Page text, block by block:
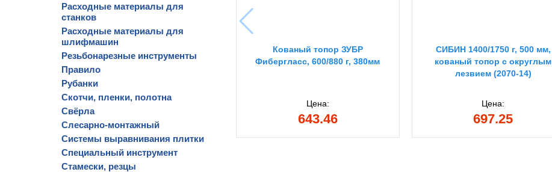
Расходные материалы для
станков
Расходные материалы для
шлифмашин
Резьбонарезные инструменты
Правило
Рубанки
Скотчи, пленки, полотна
Свёрла
Слесарно-монтажный
Системы выравнивания плитки
Специальный инструмент
Стамески, резцы
Кованый топор ЗУБР
Фибергласс, 600/880 г, 380мм
Цена:
643.46
СИБИН 1400/1750 г, 500 мм,
кованый топор с округлым
лезвием (2070-14)
Цена:
697.25